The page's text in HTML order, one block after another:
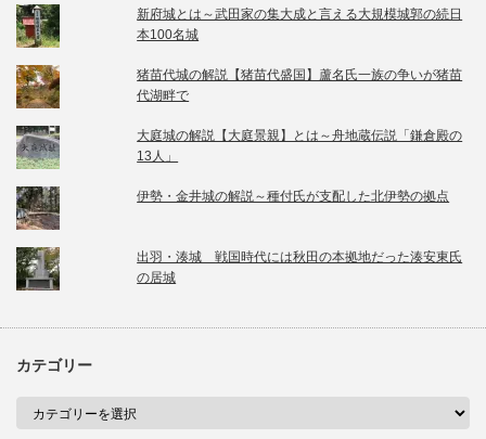
新府城とは～武田家の集大成と言える大規模城郭の続日
本100名城
猪苗代城の解説【猪苗代盛国】蘆名氏一族の争いが猪苗
代湖畔で
大庭城の解説【大庭景親】とは～舟地蔵伝説「鎌倉殿の
13人」
伊勢・金井城の解説～種付氏が支配した北伊勢の拠点
出羽・湊城 戦国時代には秋田の本拠地だった湊安東氏
の居城
カテゴリー